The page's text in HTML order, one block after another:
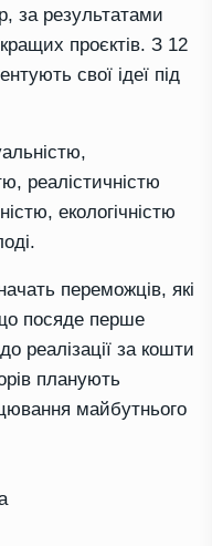
за результатами
проєктів. З 12
свої ідеї під
реалістичністю
екологічністю
переможців, які
посяде перше
реалізації за кошти
планують
майбутнього